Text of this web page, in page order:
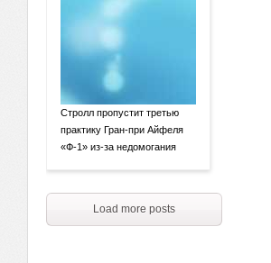
Стролл пропустит третью
практику Гран-при Айфеля
«Ф-1» из-за недомогания
Load more posts